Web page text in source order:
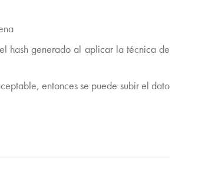
hash generado al aplicar la técnica de
entonces se puede subir el dato